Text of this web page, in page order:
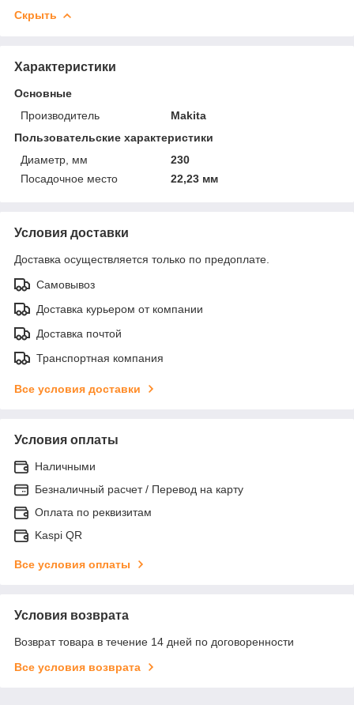
Скрыть
Характеристики
Основные
Производитель
Makita
Пользовательские характеристики
Диаметр, мм
230
Посадочное место
22,23 мм
Условия доставки
Доставка осуществляется только по предоплате.
Самовывоз
Доставка курьером от компании
Доставка почтой
Транспортная компания
Все условия доставки
Условия оплаты
Наличными
Безналичный расчет / Перевод на карту
Оплата по реквизитам
Kaspi QR
Все условия оплаты
Условия возврата
Возврат товара в течение 14 дней по договоренности
Все условия возврата